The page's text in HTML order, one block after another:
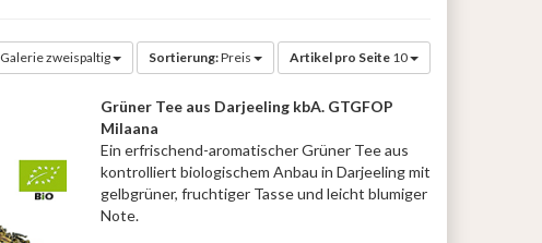
Galerie zweispaltig Sortierung:Preis Artikel pro Seite 10
Grüner Tee aus Darjeeling kbA. GTGFOP
Milaana
Ein erfrischend-aromatischer Grüner Tee aus
kontrolliert biologischem Anbau in Darjeeling mit
gelbgrüner, fruchtiger Tasse und leicht blumiger
Note.